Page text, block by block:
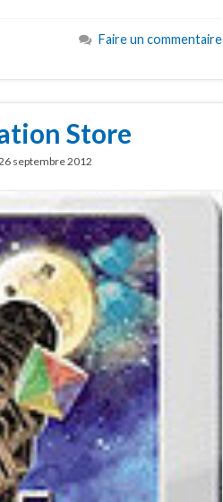
Faire un commentaire
Store
septembre 2012